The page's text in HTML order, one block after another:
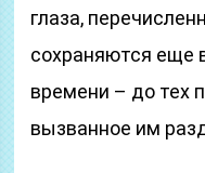
глаза,
сохраняются еще
времени – до тех
вызванное им